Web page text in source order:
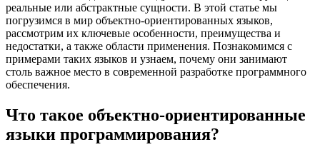
реальные или абстрактные сущности. В этой статье мы
погрузимся в мир объектно-ориентированных языков,
рассмотрим их ключевые особенности, преимущества и
недостатки, а также области применения. Познакомимся с
примерами таких языков и узнаем, почему они занимают
столь важное место в современной разработке программного
обеспечения.
Что такое объектно-ориентированные
языки программирования?